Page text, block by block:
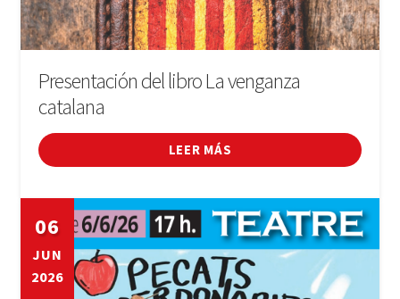
Presentación del libro La venganza
catalana
LEER MÁS
06
JUN
2026